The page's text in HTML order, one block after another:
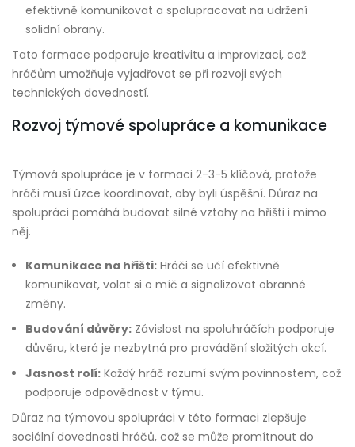
efektivně komunikovat a spolupracovat na udržení
solidní obrany.
Tato formace podporuje kreativitu a improvizaci, což
hráčům umožňuje vyjadřovat se při rozvoji svých
technických dovedností.
Rozvoj týmové spolupráce a komunikace
Týmová spolupráce je v formaci 2-3-5 klíčová, protože
hráči musí úzce koordinovat, aby byli úspěšní. Důraz na
spolupráci pomáhá budovat silné vztahy na hřišti i mimo
něj.
Komunikace na hřišti: Hráči se učí efektivně
komunikovat, volat si o míč a signalizovat obranné
změny.
Budování důvěry: Závislost na spoluhráčích podporuje
důvěru, která je nezbytná pro provádění složitých akcí.
Jasnost rolí: Každý hráč rozumí svým povinnostem, což
podporuje odpovědnost v týmu.
Důraz na týmovou spolupráci v této formaci zlepšuje
sociální dovednosti hráčů, což se může promítnout do